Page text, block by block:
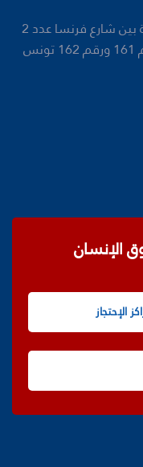
عمارة الناسيونال الطابق السادس، الزاوية بين شارع فرنسا عدد 2
وشارع جمال عبد الناصر عدد 1، مكتب رقم 161 ورقم 162 تونس
الإنسان
الإحتجاز